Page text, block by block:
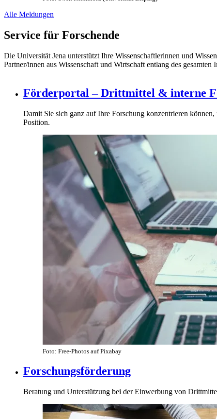
Alle Meldungen
Service für Forschende
Die Universität Jena unterstützt Ihre Wissenschaftlerinnen und
Partner/innen aus Wissenschaft und Wirtschaft entlang des gesamten
Förderportal – Drittmittel & interne
Damit Sie sich ganz auf Ihre Forschung konzentrieren
Position.
Foto: Free-Photos auf Pixabay
Forschungsförderung
Beratung und Unterstützung bei der Einwerbung von